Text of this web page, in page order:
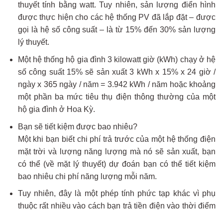
thuyết tính bằng watt. Tuy nhiên, sản lượng điển hình
được thực hiện cho các hệ thống PV đã lắp đặt – được
gọi là hệ số công suất – là từ 15% đến 30% sản lượng
lý thuyết.
Một hệ thống hộ gia đình 3 kilowatt giờ (kWh) chạy ở hệ
số công suất 15% sẽ sản xuất 3 kWh x 15% x 24 giờ /
ngày x 365 ngày / năm = 3.942 kWh / năm hoặc khoảng
một phần ba mức tiêu thụ điện thông thường của một
hộ gia đình ở Hoa Kỳ.
Bạn sẽ tiết kiệm được bao nhiêu?
Một khi bạn biết chi phí trả trước của một hệ thống điện
mặt trời và lượng năng lượng mà nó sẽ sản xuất, bạn
có thể (về mặt lý thuyết) dự đoán bạn có thể tiết kiệm
bao nhiêu chi phí năng lượng mỗi năm.
Tuy nhiên, đây là một phép tính phức tạp khác vì phụ
thuộc rất nhiều vào cách bạn trả tiền điện vào thời điểm